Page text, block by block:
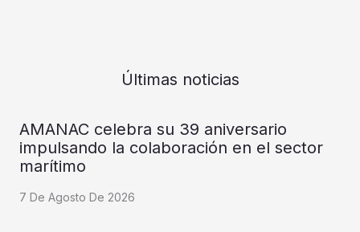
Últimas noticias
AMANAC celebra su 39 aniversario
impulsando la colaboración en el sector
marítimo
7 De Agosto De 2026